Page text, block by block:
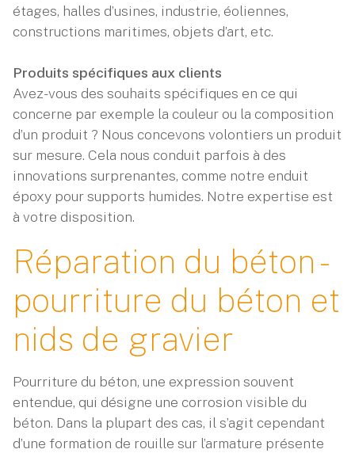
étages, halles d’usines, industrie, éoliennes,
constructions maritimes, objets d’art, etc.
Produits spécifiques aux clients
Avez-vous des souhaits spécifiques en ce qui
concerne par exemple la couleur ou la composition
d’un produit ? Nous concevons volontiers un produit
sur mesure. Cela nous conduit parfois à des
innovations surprenantes, comme notre enduit
époxy pour supports humides. Notre expertise est
à votre disposition.
Réparation du béton -
pourriture du béton et
nids de gravier
Pourriture du béton, une expression souvent
entendue, qui désigne une corrosion visible du
béton. Dans la plupart des cas, il s’agit cependant
d’une formation de rouille sur l’armature présente